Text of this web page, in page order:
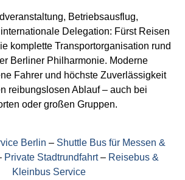
Betriebsausflug,
Delegation: Fürst Reisen
komplette Transportorganisation rund
Berliner Philharmonie. Moderne
Fahrer und höchste Zuverlässigkeit
reibungslosen Ablauf – auch bei
oder großen Gruppen.
Berlin – Shuttle Bus für Messen &
Private Stadtrundfahrt– Reisebus &
Kleinbus Service